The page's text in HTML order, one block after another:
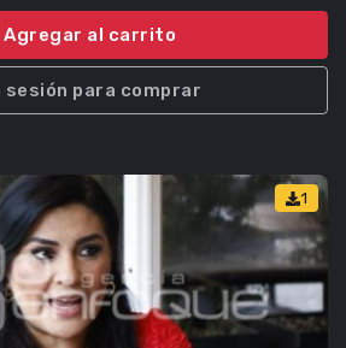
Agregar al carrito
sesión para comprar
1